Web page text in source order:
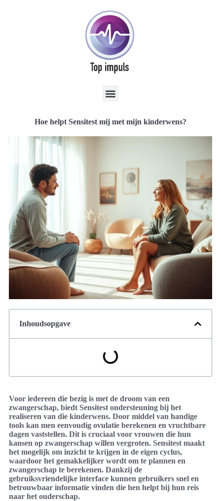
Hoe helpt Sensitest mij met mijn kinderwens?
Inhoudsopgave
Voor iedereen die bezig is met de droom van een
zwangerschap, biedt Sensitest ondersteuning bij het
realiseren van die kinderwens. Door middel van handige
tools kan men eenvoudig ovulatie berekenen en vruchtbare
dagen vaststellen. Dit is cruciaal voor vrouwen die hun
kansen op zwangerschap willen vergroten. Sensitest maakt
het mogelijk om inzicht te krijgen in de eigen cyclus,
waardoor het gemakkelijker wordt om te plannen en
zwangerschap te berekenen. Dankzij de
gebruiksvriendelijke interface kunnen gebruikers snel en
betrouwbaar informatie vinden die hen helpt bij hun reis
naar het ouderschap.